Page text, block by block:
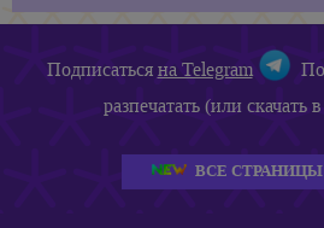
Подписатьсяна Telegram
разпечатать (или скачать
ВСЕ